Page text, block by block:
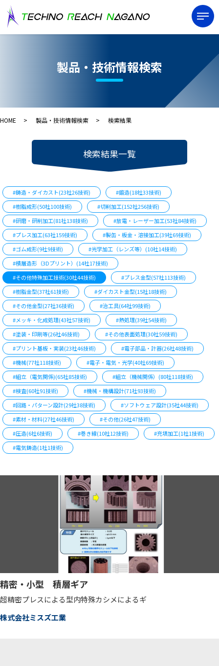
製品・技術情報検索
HOME 製品・技術情報検索 検索結果
検索結果一覧
#鋳造・ダイカスト(23社26技術)
#鍛造(18社33技術)
#樹脂成形(50社100技術)
#切削加工(152社256技術)
#研磨・研削加工(81社138技術)
#放電・レーザー加工(53社84技術)
#プレス加工(63社159技術)
#製缶・板金・溶接加工(39社69技術)
#ゴム成形(9社9技術)
#光学加工（レンズ等）(10社14技術)
#積層造形（3Dプリント）(14社17技術)
#その他特殊加工技術(30社44技術)
#プレス金型(57社113技術)
#樹脂金型(37社61技術)
#ダイカスト金型(15社18技術)
#その他金型(27社36技術)
#治工具(64社99技術)
#メッキ・化成処理(43社57技術)
#熱処理(39社54技術)
#塗装・印刷等(26社46技術)
#その他表面処理(30社59技術)
#プリント基板・実装(23社46技術)
#電子部品・計器(26社48技術)
#機械(77社118技術)
#電子・電気・光学(40社69技術)
#組立（電気関係)(65社85技術)
#組立（機械関係）(80社118技術)
#検査(60社91技術)
#機械・機構設計(71社93技術)
#回路・パターン設計(29社38技術)
#ソフトウェア設計(35社44技術)
#素材・材料(27社46技術)
#その他(26社47技術)
#圧造(6社6技術)
#巻き線(10社12技術)
#充填加工(1社1技術)
#電気鋳造(1社1技術)
精密・小型 積層ギア
超精密プレスによる型内特殊カシメによるギ
株式会社ミスズ工業